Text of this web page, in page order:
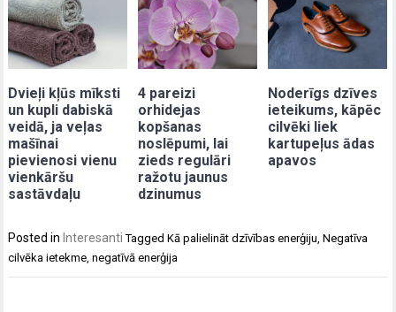
Dvieļi kļūs mīksti
un kupli dabiskā
veidā, ja veļas
mašīnai
pievienosi vienu
vienkāršu
sastāvdaļu
4 pareizi
orhidejas
kopšanas
noslēpumi, lai
zieds regulāri
ražotu jaunus
dzinumus
Noderīgs dzīves
ieteikums, kāpēc
cilvēki liek
kartupeļus ādas
apavos
Posted in Interesanti TaggedKā palielināt dzīvības enerģiju,Negatīva
cilvēka ietekme,negatīvā enerģija